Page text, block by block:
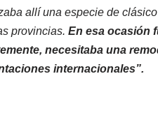
allí una especie de
provincias. En esa ocasión
necesitaba una
internacionales”.